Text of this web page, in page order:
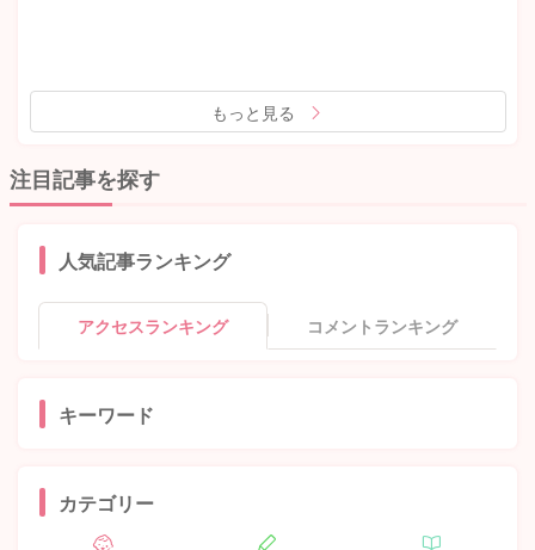
もっと見る
注目記事を探す
人気記事ランキング
アクセスランキング コメントランキング
キーワード
カテゴリー